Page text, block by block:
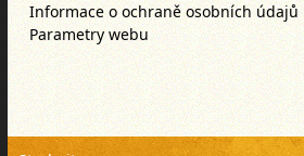
Informace o ochraně osobních údajů
Parametry webu